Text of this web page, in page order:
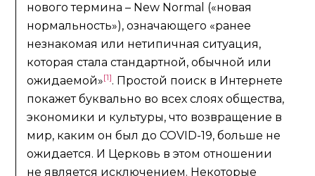
нового термина – New Normal («новая
нормальность»), означающего «ранее
незнакомая или нетипичная ситуация,
которая стала стандартной, обычной или
ожидаемой»[1]. Простой поиск в Интернете
покажет буквально во всех слоях общества,
экономики и культуры, что возвращение в
мир, каким он был до COVID-19, больше не
ожидается. И Церковь в этом отношении
не является исключением. Некоторые